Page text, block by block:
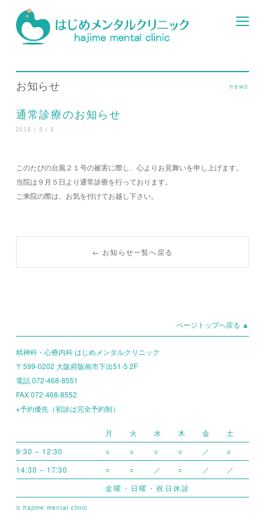
お知らせ news
通常診療のお知らせ
2018 / 9 / 6
このたびの台風２１号の被害に際し、心よりお見舞いを申し上げます。
当院は９月５日より通常診療を行っております。
ご来院の際は、お気を付けてお越し下さい。
← お知らせ一覧へ戻る
ページトップへ戻る ▲
精神科・心療内科 はじめメンタルクリニック
〒599-0202 大阪府阪南市下出51-5 2F
電話 072-468-8551
FAX 072-468-8552
※予約優先（初診は完全予約制）
月 火 水 木 金
土
9:30 – 12:30
○ ○ ○ ○ ／
○
14:30 – 17:30
○ ○ ／ ○ ／
／
金曜・日曜・祝日休診
© hajime mental clinic